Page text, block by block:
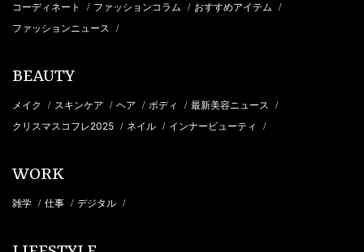
コーディネート / ファッションコラム / おすすめアイテム /
ファッションニュース /
BEAUTY
メイク / スキンケア / ヘア / ボディ / 最新美容ニュース /
クリスマスコフレ2025 / ネイル / インナービューティ /
WORK
雑学 / 仕事 / デジタル /